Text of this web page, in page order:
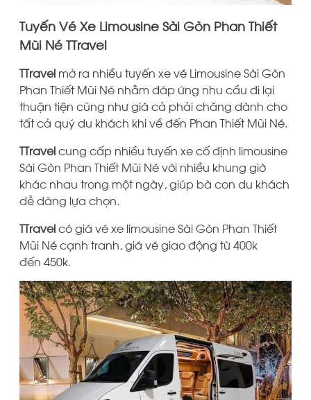
Tuyến Vé Xe Limousine Sài Gòn Phan Thiết
Mũi Né TTravel
TTravel mở ra nhiều tuyến xe vé Limousine Sài Gòn
Phan Thiết Mũi Né nhằm đáp ứng nhu cầu đi lại
thuận tiện cũng như giá cả phải chăng dành cho
tất cả quý du khách khi về đến Phan Thiết Mũi Né.
TTravelcung cấp nhiều tuyến xe cố định limousine
Sài Gòn Phan Thiết Mũi Né với nhiều khung giờ
khác nhau trong một ngày, giúp bà con du khách
dễ dàng lựa chọn.
TTravelcó giá vé xe limousine Sài Gòn Phan Thiết
Mũi Né cạnh tranh, giá vé giao động từ 400k
đến 450k.